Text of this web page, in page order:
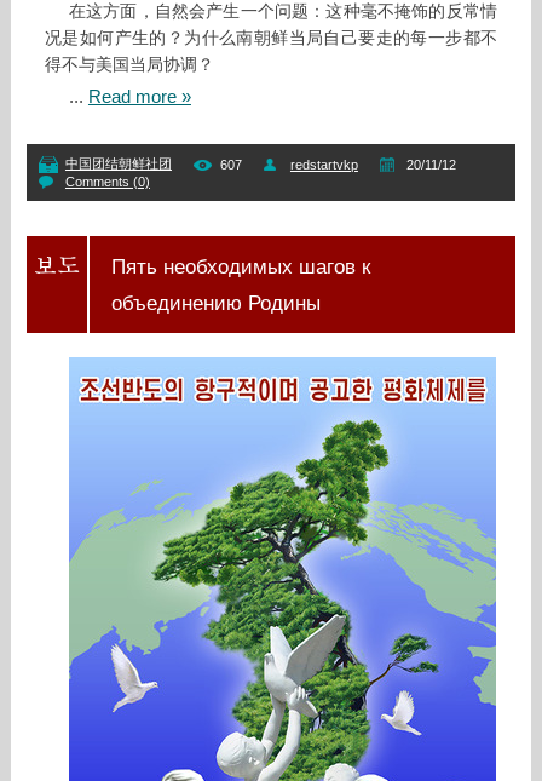
在这方面，自然会产生一个问题：这种毫不掩饰的反常情
况是如何产生的？为什么南朝鲜当局自己要走的每一步都不
得不与美国当局协调？
... Read more »
中国团结朝鲜社团 607 redstartvkp
20/11/12
Comments (0)
Пять необходимых шагов к
объединению Родины